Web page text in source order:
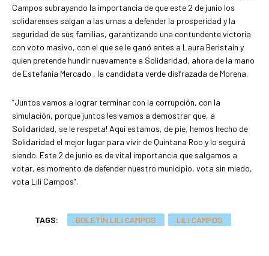
Campos subrayando la importancia de que este 2 de junio los
solidarenses salgan a las urnas a defender la prosperidad y la
seguridad de sus familias, garantizando una contundente victoria
con voto masivo, con el que se le ganó antes a Laura Beristain y
quien pretende hundir nuevamente a Solidaridad, ahora de la mano
de Estefanía Mercado , la candidata verde disfrazada de Morena.
“Juntos vamos a lograr terminar con la corrupción, con la
simulación, porque juntos les vamos a demostrar que, a
Solidaridad, se le respeta! Aquí estamos, de pie, hemos hecho de
Solidaridad el mejor lugar para vivir de Quintana Roo y lo seguirá
siendo. Este 2 de junio es de vital importancia que salgamos a
votar, es momento de defender nuestro municipio, vota sin miedo,
vota Lili Campos”.
TAGS: BOLETÍN LILI CAMPOS LILI CAMPOS